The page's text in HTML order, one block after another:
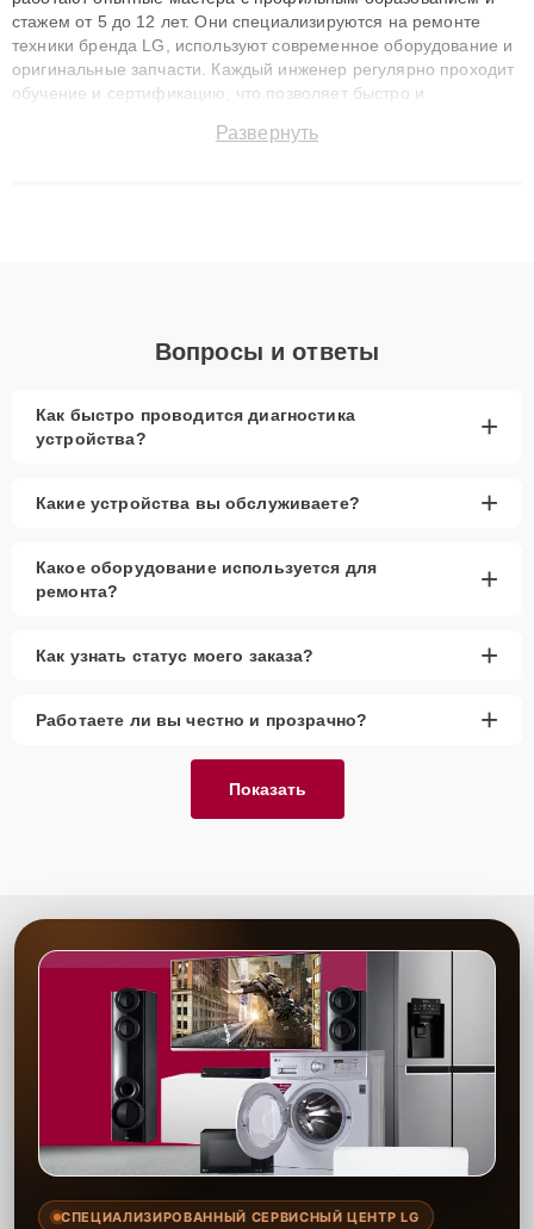
стажем от 5 до 12 лет. Они специализируются на ремонте
техники бренда LG, используют современное оборудование и
оригинальные запчасти. Каждый инженер регулярно проходит
обучение и сертификацию, что позволяет быстро и
сохранением гарантии до 3 лет. Наши мастера решают
Развернуть
Вопросы и ответы
Как быстро проводится диагностика
устройства?
+
Какие устройства вы обслуживаете? +
Какое оборудование используется для
ремонта?
+
Как узнать статус моего заказа? +
Работаете ли вы честно и прозрачно? +
Показать
СПЕЦИАЛИЗИРОВАННЫЙ СЕРВИСНЫЙ ЦЕНТР LG